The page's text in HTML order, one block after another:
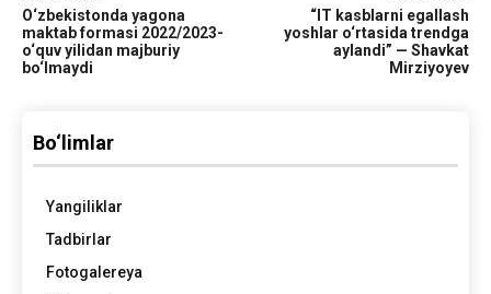
O‘zbekistonda yagona
maktab formasi 2022/2023-
o‘quv yilidan majburiy
bo‘lmaydi
“IT kasblarni egallash
yoshlar o‘rtasida trendga
aylandi” — Shavkat
Mirziyoyev
Bo‘limlar
Yangiliklar
Tadbirlar
Fotogalereya